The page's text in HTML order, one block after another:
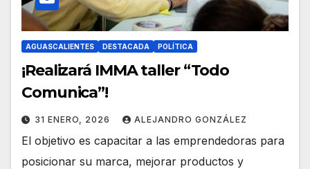
AGUASCALIENTES DESTACADA POLÍTICA
¡Realizará IMMA taller “Todo
Comunica”!
31 ENERO, 2026 ALEJANDRO GONZÁLEZ
El objetivo es capacitar a las emprendedoras para
posicionar su marca, mejorar productos y